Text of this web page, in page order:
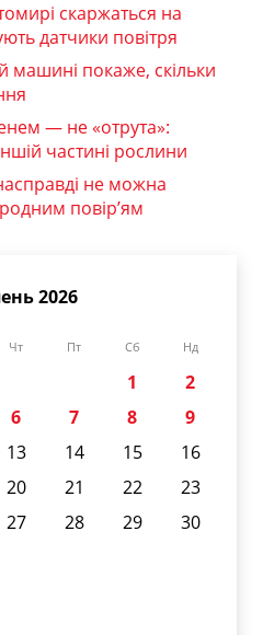
скаржаться на
датчики повітря
машині покаже, скільки
— не «отрута»:
частині рослини
не можна
повір’ям
2026
Чт Пт Сб Нд
1
2
6 7 8
9
13 14 15
16
20 21 22
23
27 28 29
30